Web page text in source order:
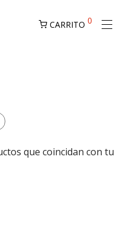
CARRITO 0
que coincidan con tu